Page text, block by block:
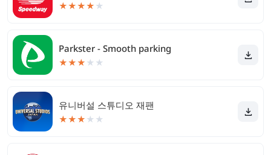
★★★★ ★
Parkster - Smooth parking
★★★ ★ ★
유니버설 스튜디오 재팬
★★★ ★ ★